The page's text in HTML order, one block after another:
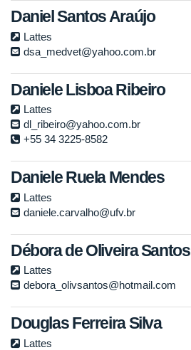
Daniel Santos Araújo
Lattes
dsa_medvet@yahoo.com.br
Daniele Lisboa Ribeiro
Lattes
dl_ribeiro@yahoo.com.br
+55 34 3225-8582
Daniele Ruela Mendes
Lattes
daniele.carvalho@ufv.br
Débora de Oliveira Santos
Lattes
debora_olivsantos@hotmail.com
Douglas Ferreira Silva
Lattes